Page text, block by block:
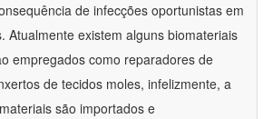
de infecções oportunistas em
Atualmente existem alguns biomateriais
empregados como reparadores de
de tecidos moles, infelizmente, a
são importados e